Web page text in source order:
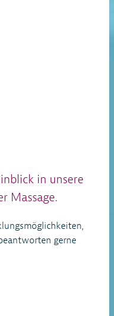
in unsere
Massage.
gerne